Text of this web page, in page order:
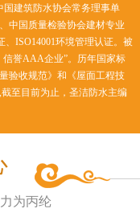
国建筑防水协会常务理事单
中国质量检验协会建材专业
ISO14001环境管理认证。被
誉AAA企业”。历年国家标
验收规范》和《屋面工程技
至目前为止，圣洁防水主编
为丙纶